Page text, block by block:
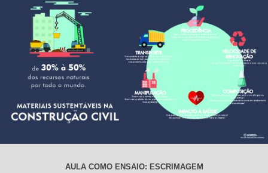
AULA COMO ENSAIO: ESCRIMAGEM